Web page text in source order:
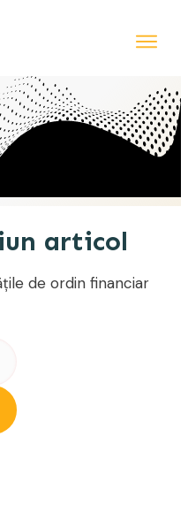
Blog
Contact
articol
de ordin financiar